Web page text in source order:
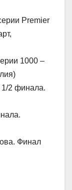
Premier
1000 –
1/2 финала.
Финал